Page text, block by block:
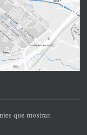
que mostrar.